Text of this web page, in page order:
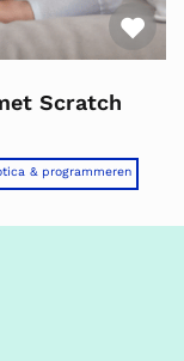
Scratch
& programmeren